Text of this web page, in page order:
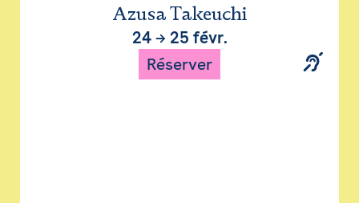
Azusa Takeuchi
24→ 25 févr.
Réserver